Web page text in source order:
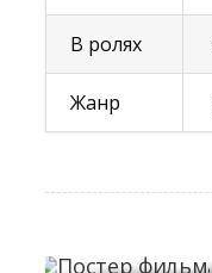
В ролях
Жанр